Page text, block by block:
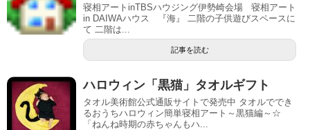
寝相アートinTBSハウジング伊勢崎会場 寝相アート
in DAIWAハウス 『海』 二階の子供遊びスペースに
て 二階は...
記事を読む
ハロウィン「黒猫」タオルギフト
タオル美術館公式通販サイトで発売中 タオルででき
るおうちハロウィン簡単寝相アート～黒猫編～☆
「ねんね時期の赤ちゃんもハ...